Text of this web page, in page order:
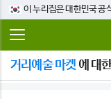
이 누리집은 대한민국 공
거리예술 마켓에 대